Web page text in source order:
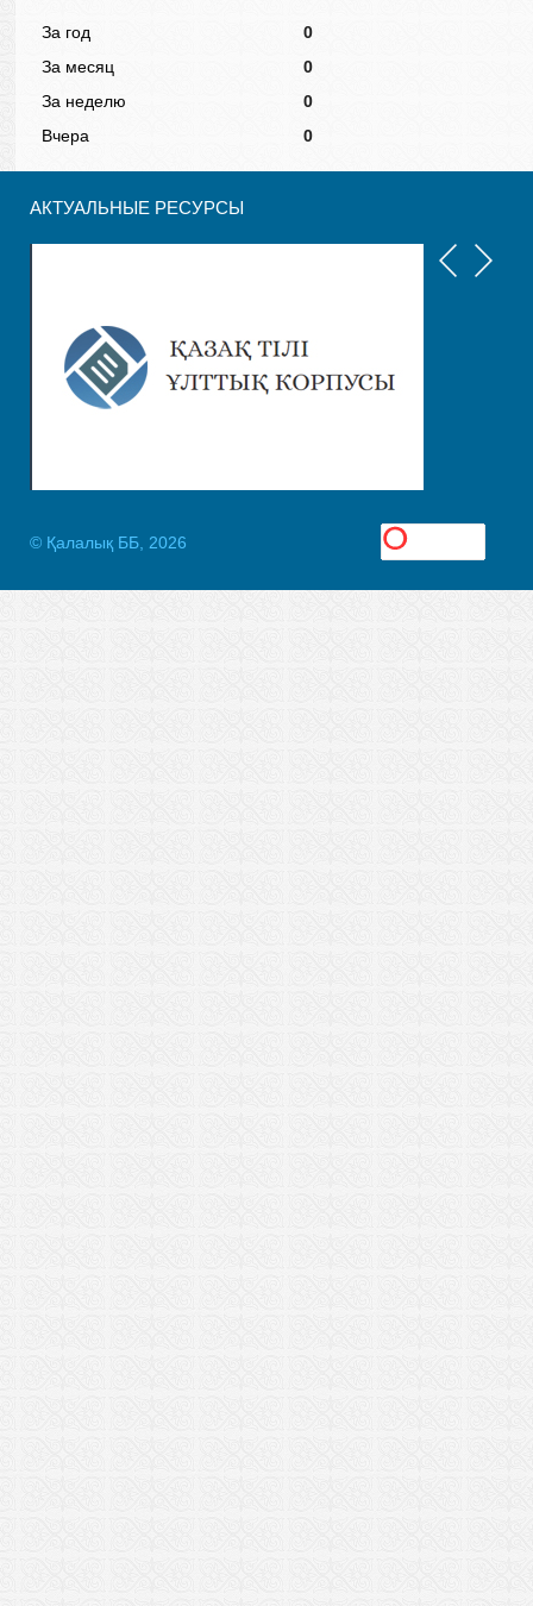
За год
0
За месяц
0
За неделю
0
Вчера
0
АКТУАЛЬНЫЕ РЕСУРСЫ
© Қалалық ББ, 2026